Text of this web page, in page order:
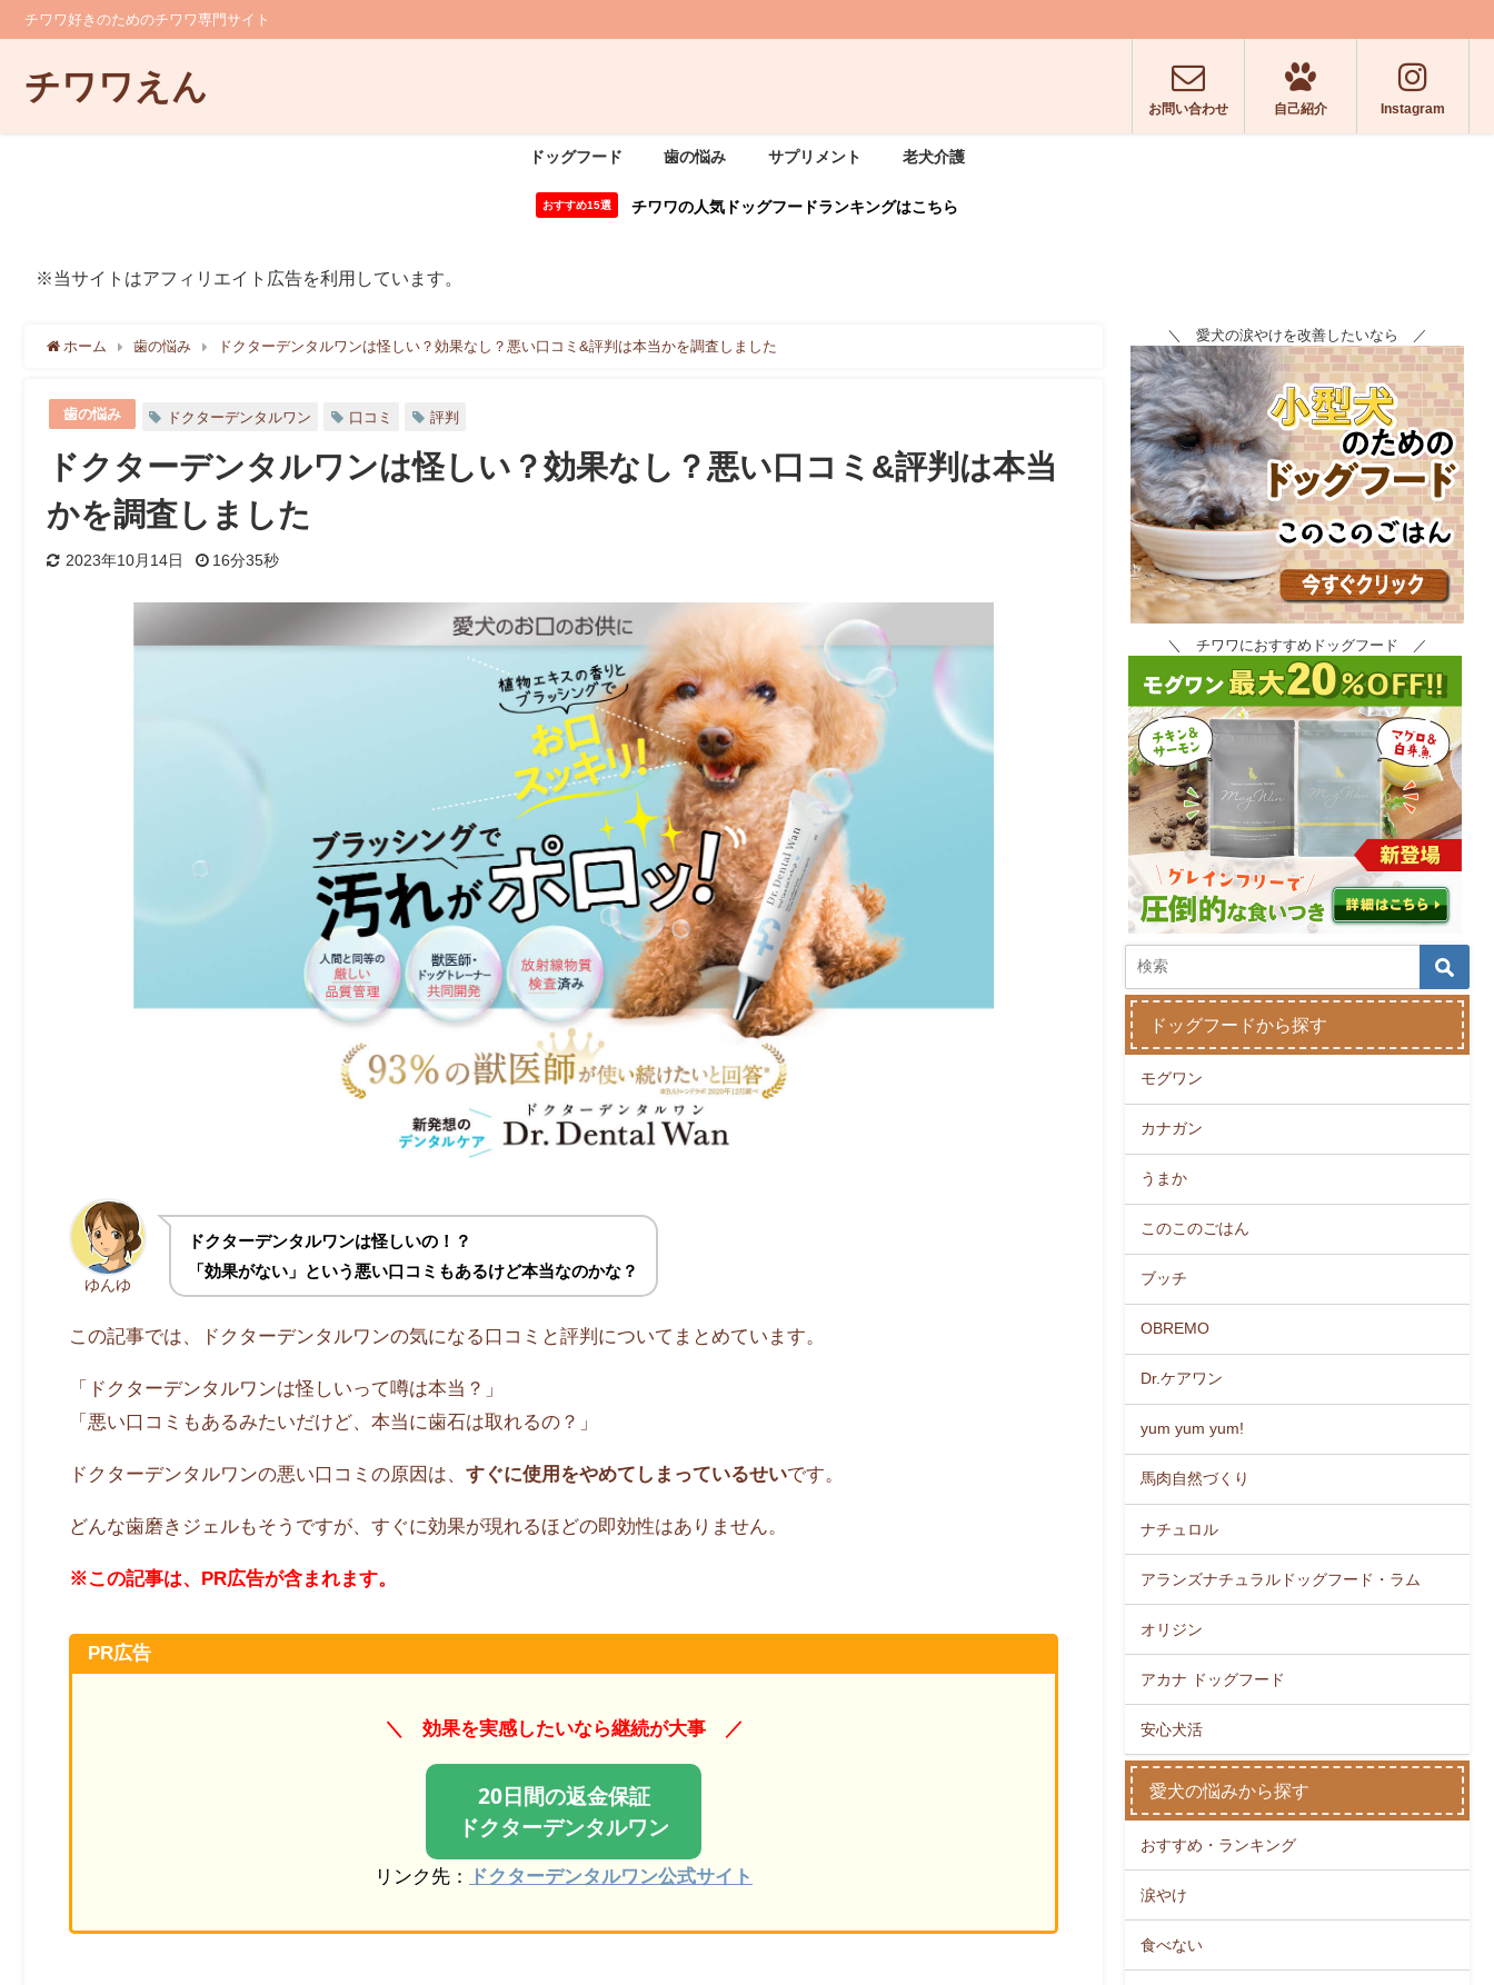
チワワ好きのためのチワワ専門サイト
チワワえん
お問い合わせ 自己紹介 Instagram
ドッグフード 歯の悩み サプリメント 老犬介護
おすすめ15選 チワワの人気ドッグフードランキングはこちら
※当サイトはアフィリエイト広告を利用しています。
ホーム 歯の悩み ドクターデンタルワンは怪しい？効果なし？悪い口コミ&評判は本当かを調査しました
歯の悩み ドクターデンタルワン 口コミ 評判
ドクターデンタルワンは怪しい？効果なし？悪い口コミ&評判は本当
かを調査しました
2023年10月14日 16分35秒
ゆんゆ
ドクターデンタルワンは怪しいの！？
「効果がない」という悪い口コミもあるけど本当なのかな？
この記事では、ドクターデンタルワンの気になる口コミと評判についてまとめています。
「ドクターデンタルワンは怪しいって噂は本当？」
「悪い口コミもあるみたいだけど、本当に歯石は取れるの？」
ドクターデンタルワンの悪い口コミの原因は、 すぐに使用をやめてしまっているせいです。
どんな歯磨きジェルもそうですが、すぐに効果が現れるほどの即効性はありません。
※この記事は、PR広告が含まれます。
PR広告
＼ 効果を実感したいなら継続が大事 ／
20日間の返金保証
ドクターデンタルワン
リンク先： ドクターデンタルワン公式サイト
＼ 愛犬の涙やけを改善したいなら ／
＼ チワワにおすすめドッグフード ／
ドッグフードから探す
モグワン
カナガン
うまか
このこのごはん
ブッチ
OBREMO
Dr.ケアワン
yum yum yum!
馬肉自然づくり
ナチュロル
アランズナチュラルドッグフード・ラム
オリジン
アカナ ドッグフード
安心犬活
愛犬の悩みから探す
おすすめ・ランキング
涙やけ
食べない